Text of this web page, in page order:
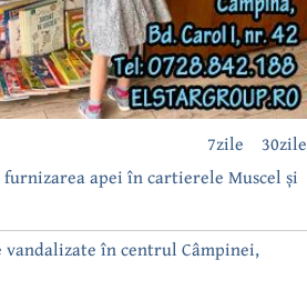
30zile
7zile
furnizarea apei în cartierele Muscel și
vandalizate în centrul Câmpinei,